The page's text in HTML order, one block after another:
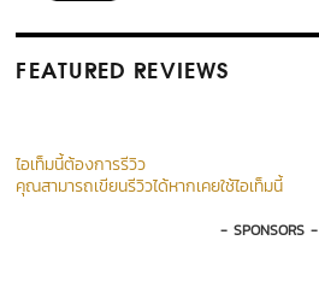
FEATURED REVIEWS
ไอเท็มนี้ต้องการรีวิว
คุณสามารถเขียนรีวิวได้หากเคยใช้ไอเท็มนี้
- SPONSORS -